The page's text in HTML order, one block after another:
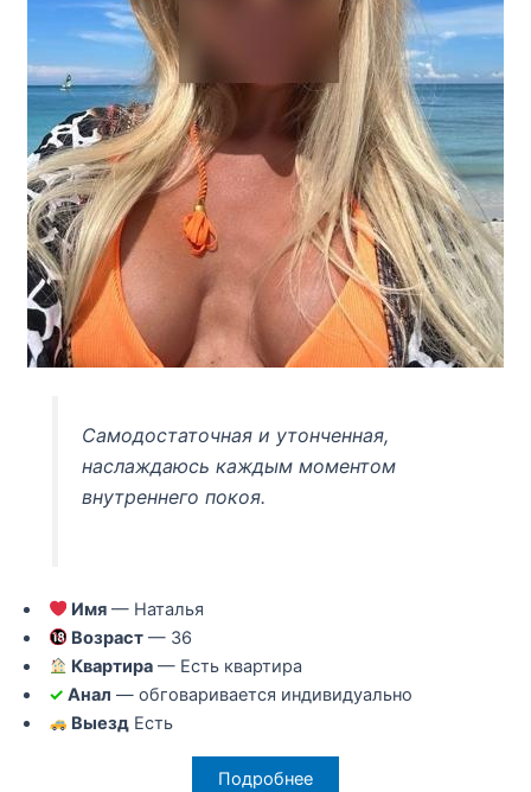
Самодостаточная и утонченная,
наслаждаюсь каждым моментом
внутреннего покоя.
Имя — Наталья
Возраст — 36
Квартира — Есть квартира
✓ Анал — обговаривается индивидуально
Выезд Есть
Подробнее